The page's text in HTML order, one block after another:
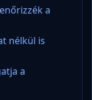
a
nélkül is
a